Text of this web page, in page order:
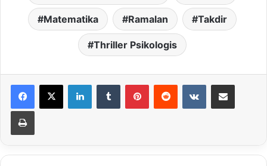
Matematika Ramalan Takdir
Thriller Psikologis
LinkedInTumblr PinterestReddit VKontakteShare via Email
Print